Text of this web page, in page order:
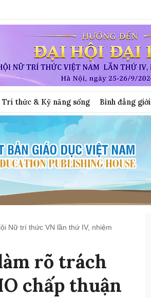
Tri thức & Kỹ năng sống Bình đẳng giới
Nữ trí thức VN lần thứ IV, nhiệm
rõ trách
chấp thuận